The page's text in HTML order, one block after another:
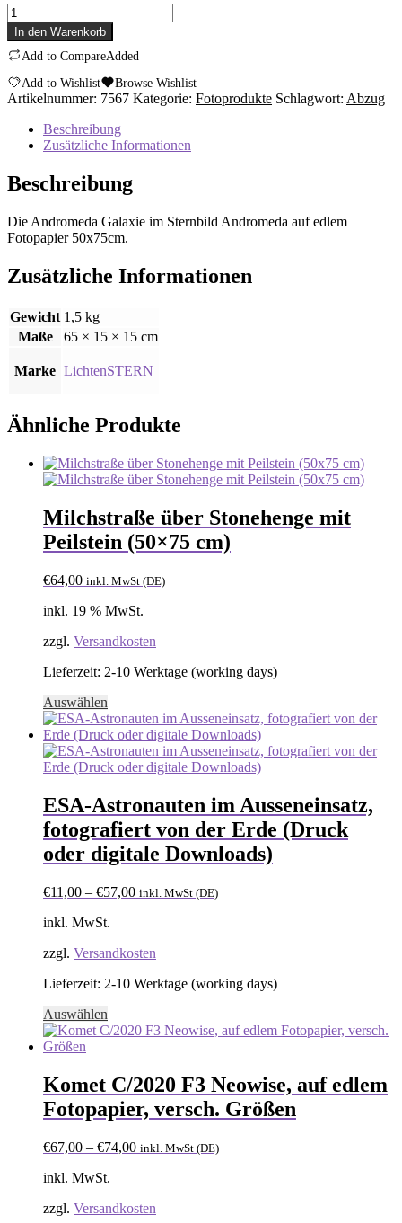
Andromeda
Galaxie
M31
(edles
Fotopapier,
50x75
cm)
Menge
In den Warenkorb
Add to CompareAdded
Add to Wishlist
Browse Wishlist
Artikelnummer: 7567 Kategorie: Fotoprodukte Schlagwort: Abzug
Beschreibung
Zusätzliche Informationen
Beschreibung
Die Andromeda Galaxie im Sternbild Andromeda auf edlem
Fotopapier 50x75cm.
Zusätzliche Informationen
Gewicht 1,5 kg
Maße
65 × 15 × 15 cm
Marke LichtenSTERN
Ähnliche Produkte
Milchstraße über Stonehenge mit
Peilstein (50×75 cm)
€64,00 inkl. MwSt (DE)
inkl. 19 % MwSt.
zzgl. Versandkosten
Lieferzeit: 2-10 Werktage (working days)
Auswählen
ESA-Astronauten im Ausseneinsatz,
fotografiert von der Erde (Druck
oder digitale Downloads)
€11,00 – €57,00 inkl. MwSt (DE)
inkl. MwSt.
zzgl. Versandkosten
Lieferzeit: 2-10 Werktage (working days)
Auswählen
Produkt
Varianten
auf.
Die
können
auf
gewählt
Komet C/2020 F3 Neowise, auf edlem
Fotopapier, versch. Größen
€67,00 – €74,00 inkl. MwSt (DE)
inkl. MwSt.
zzgl. Versandkosten